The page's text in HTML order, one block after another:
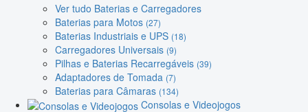
Ver tudo Baterias e Carregadores
Baterias para Motos (27)
Baterias Industriais e UPS (18)
Carregadores Universais (9)
Pilhas e Baterias Recarregáveis (39)
Adaptadores de Tomada (7)
Baterias para Câmaras (134)
Consolas e Videojogos